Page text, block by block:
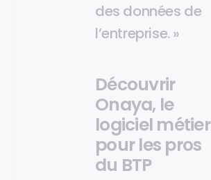
des données de
l’entreprise. »
Découvrir
Onaya, le
logiciel métier
pour les pros
du BTP